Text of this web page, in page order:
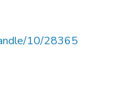
10/28365